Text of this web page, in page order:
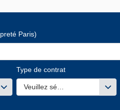
Paris)
des valeurs
Type de contrat
Veuillez sélectionner une ou